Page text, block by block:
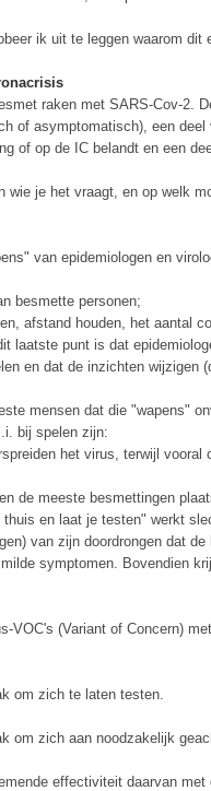
ik uit te leggen waarom dit
raken met SARS-Cov-2.
of asymptomatisch), een deel
of op de IC belandt en een
wie je het vraagt, en op welk
van epidemiologen en
besmette personen;
afstand houden, het aantal
laatste punt is dat
en dat de inzichten wijzigen
mensen dat die "wapens"
bij spelen zijn:
het virus, terwijl
de meeste besmettingen
en laat je testen" werkt
van zijn doordrongen dat
symptomen. Bovendien
VOC's (Variant of Concern)
om zich te laten testen.
om zich aan noodzakelijk
effectiviteit daarvan